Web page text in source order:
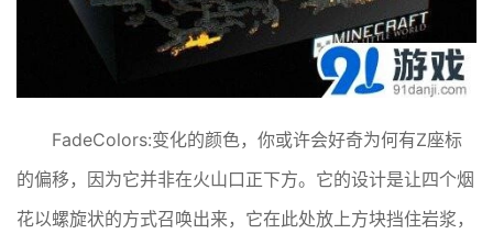
FadeColors:变化的颜色，你或许会好奇为何有Z座标
的偏移，因为它并非在火山口正下方。它的设计是让四个烟
花以螺旋状的方式召唤出来，它在此处放上方块挡住岩浆，